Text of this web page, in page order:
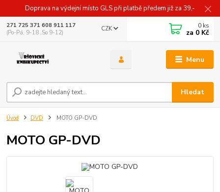
Doprava na výdejní místo GLS při platbě předem již za 39,-
Menu
CZK
Hledat
271 725 371 608 911 117
(Po-Pá, 9-18 ,So 9-12)
0 ks
za 0 Kč
Úvod DVD MOTO GP-DVD
MOTO GP-DVD